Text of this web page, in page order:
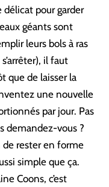
délicat pour garder
géants sont
leurs bols à ras
il faut
que de laisser la
une nouvelle
par jour. Pas
demandez-vous ?
rester en forme
simple que ça.
Coons, c’est